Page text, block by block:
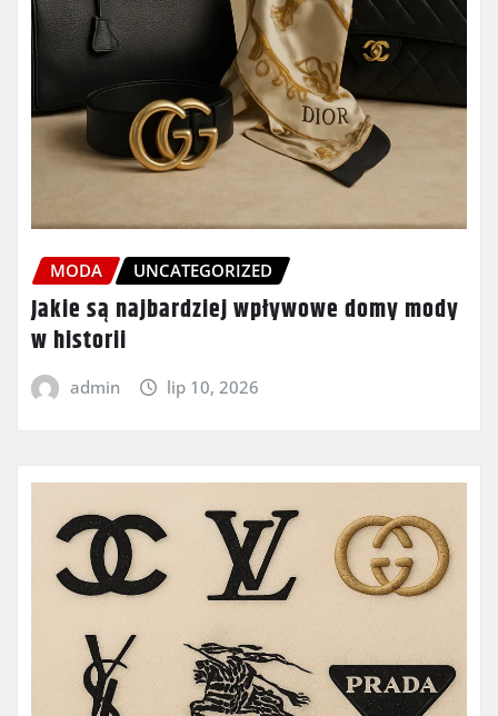
MODA UNCATEGORIZED
Jakie są najbardziej wpływowe domy mody
w historii
admin lip 10, 2026